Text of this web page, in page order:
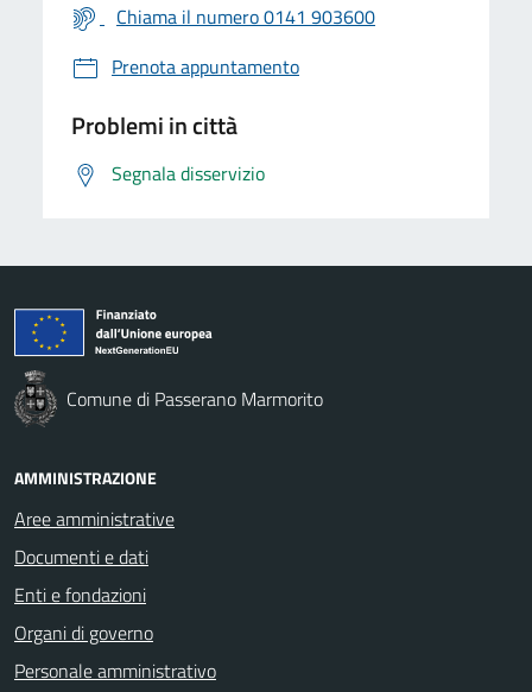
Chiama il numero 0141 903600
Prenota appuntamento
Problemi in città
Segnala disservizio
Comune di Passerano Marmorito
AMMINISTRAZIONE
Aree amministrative
Documenti e dati
Enti e fondazioni
Organi di governo
Personale amministrativo